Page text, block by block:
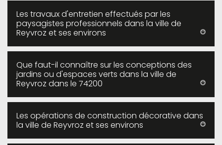
Les travaux d'entretien effectués par les
paysagistes professionnels dans la ville de
Reyvroz et ses environs
Que faut-il connaître sur les conceptions des
jardins ou d'espaces verts dans la ville de
Reyvroz dans le 74200
Les opérations de construction décorative dans
la ville de Reyvroz et ses environs